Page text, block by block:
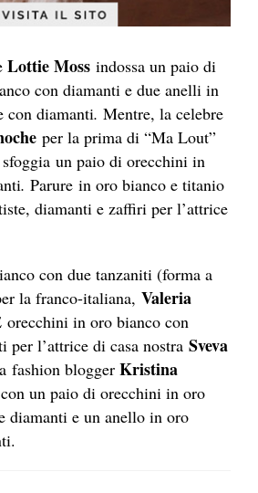
Lottie Moss indossa un paio di
con diamanti e due anelli in
con diamanti. Mentre, la celebre
per la prima di “Ma Lout”
un paio di orecchini in
. Parure in oro bianco e titanio
diamanti e zaffiri per l’attrice
con due tanzaniti (forma a
la franco-italiana, Valeria
orecchini in oro bianco con
per l’attrice di casa nostra Sveva
fashion blogger Kristina
un paio di orecchini in oro
diamanti e un anello in oro